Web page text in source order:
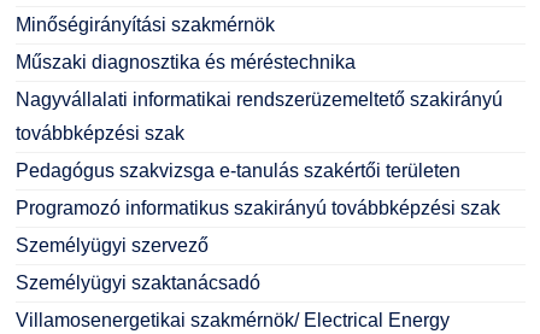
Minőségirányítási szakmérnök
Műszaki diagnosztika és méréstechnika
Nagyvállalati informatikai rendszerüzemeltető szakirányú
továbbképzési szak
Pedagógus szakvizsga e-tanulás szakértői területen
Programozó informatikus szakirányú továbbképzési szak
Személyügyi szervező
Személyügyi szaktanácsadó
Villamosenergetikai szakmérnök/ Electrical Energy